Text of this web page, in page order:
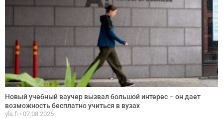
Новый учебный ваучер вызвал большой интерес – он дает
возможность бесплатно учиться в вузах
yle.fi 07.08.2026